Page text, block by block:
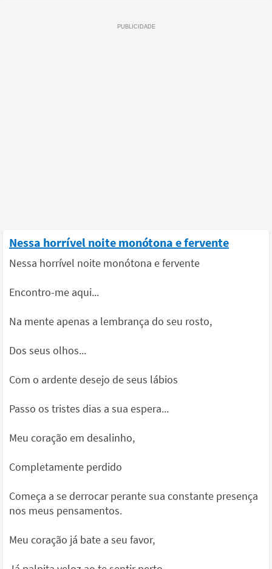
Nessa horrível noite monótona e fervente
Nessa horrível noite monótona e fervente
Encontro-me aqui...
Na mente apenas a lembrança do seu rosto,
Dos seus olhos...
Com o ardente desejo de seus lábios
Passo os tristes dias a sua espera...
Meu coração em desalinho,
Completamente perdido
Começa a se derrocar perante sua constante presença
nos meus pensamentos.
Meu coração já bate a seu favor,